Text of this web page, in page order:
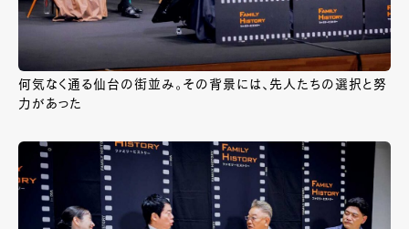
何気なく通る仙台の街並み。その背景には、先人たちの選択と努
力があった